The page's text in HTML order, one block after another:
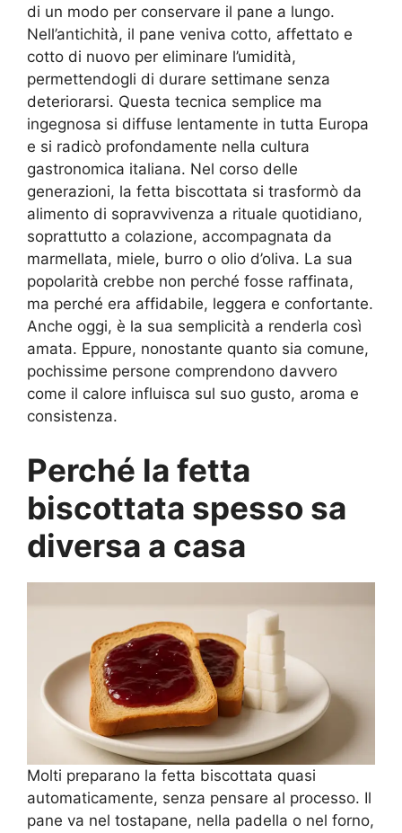
di un modo per conservare il pane a lungo.
Nell’antichità, il pane veniva cotto, affettato e
cotto di nuovo per eliminare l’umidità,
permettendogli di durare settimane senza
deteriorarsi. Questa tecnica semplice ma
ingegnosa si diffuse lentamente in tutta Europa
e si radicò profondamente nella cultura
gastronomica italiana. Nel corso delle
generazioni, la fetta biscottata si trasformò da
alimento di sopravvivenza a rituale quotidiano,
soprattutto a colazione, accompagnata da
marmellata, miele, burro o olio d’oliva. La sua
popolarità crebbe non perché fosse raffinata,
ma perché era affidabile, leggera e confortante.
Anche oggi, è la sua semplicità a renderla così
amata. Eppure, nonostante quanto sia comune,
pochissime persone comprendono davvero
come il calore influisca sul suo gusto, aroma e
consistenza.
Perché la fetta
biscottata spesso sa
diversa a casa
Molti preparano la fetta biscottata quasi
automaticamente, senza pensare al processo. Il
pane va nel tostapane, nella padella o nel forno,